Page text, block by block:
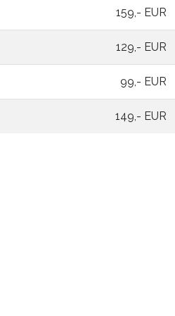
159,- EUR
129,- EUR
99,- EUR
149,- EUR